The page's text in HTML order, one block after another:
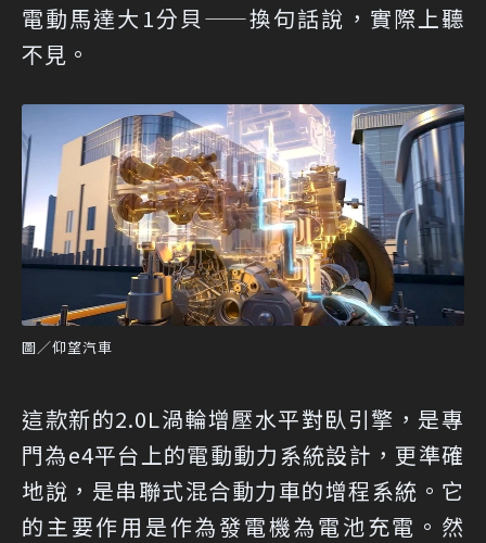
電動馬達大1分貝——換句話說，實際上聽
不見。
圖／仰望汽車
這款新的2.0L渦輪增壓水平對臥引擎，是專
門為e4平台上的電動動力系統設計，更準確
地說，是串聯式混合動力車的增程系統。它
的主要作用是作為發電機為電池充電。然